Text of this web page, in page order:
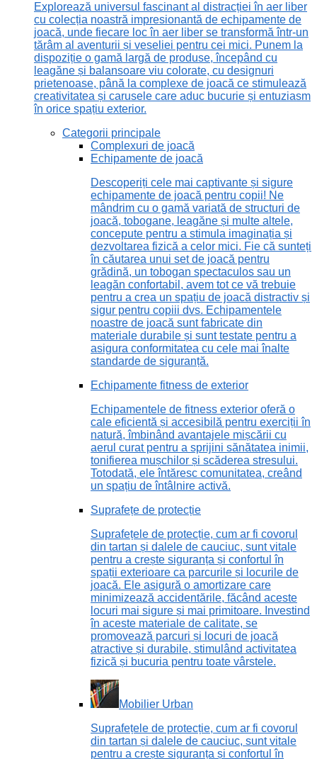
Explorează universul fascinant al distracției în aer liber
cu colecția noastră impresionantă de echipamente de
joacă, unde fiecare loc în aer liber se transformă într-un
tărâm al aventurii și veseliei pentru cei mici. Punem la
dispoziție o gamă largă de produse, începând cu
leagăne și balansoare viu colorate, cu designuri
prietenoase, până la complexe de joacă ce stimulează
creativitatea și carusele care aduc bucurie și entuziasm
în orice spațiu exterior.
Categorii principale
Complexuri de joacă
Echipamente de joacă
Descoperiți cele mai captivante și sigure
echipamente de joacă pentru copii! Ne
mândrim cu o gamă variată de structuri de
joacă, tobogane, leagăne și multe altele,
concepute pentru a stimula imaginația și
dezvoltarea fizică a celor mici. Fie că sunteți
în căutarea unui set de joacă pentru
grădină, un tobogan spectaculos sau un
leagăn confortabil, avem tot ce vă trebuie
pentru a crea un spațiu de joacă distractiv și
sigur pentru copiii dvs. Echipamentele
noastre de joacă sunt fabricate din
materiale durabile și sunt testate pentru a
asigura conformitatea cu cele mai înalte
standarde de siguranță.
Echipamente fitness de exterior
Echipamentele de fitness exterior oferă o
cale eficientă și accesibilă pentru exerciții în
natură, îmbinând avantajele mișcării cu
aerul curat pentru a sprijini sănătatea inimii,
tonifierea mușchilor și scăderea stresului.
Totodată, ele întăresc comunitatea, creând
un spațiu de întâlnire activă.
Suprafețe de protecție
Suprafețele de protecție, cum ar fi covorul
din tartan și dalele de cauciuc, sunt vitale
pentru a crește siguranța și confortul în
spații exterioare ca parcurile și locurile de
joacă. Ele asigură o amortizare care
minimizează accidentările, făcând aceste
locuri mai sigure și mai primitoare. Investind
în aceste materiale de calitate, se
promovează parcuri și locuri de joacă
atractive și durabile, stimulând activitatea
fizică și bucuria pentru toate vârstele.
Mobilier Urban
Suprafețele de protecție, cum ar fi covorul
din tartan și dalele de cauciuc, sunt vitale
pentru a crește siguranța și confortul în